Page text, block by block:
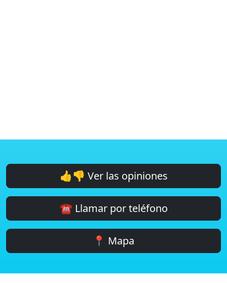
👍👎 Ver las opiniones
☎️ Llamar por teléfono
📍 Mapa